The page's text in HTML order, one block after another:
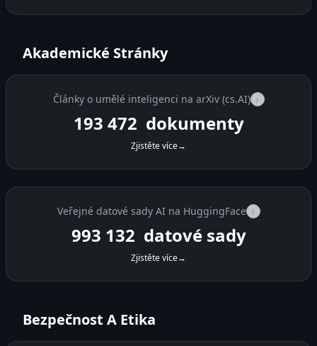
Akademické Stránky
Články o umělé inteligenci na arXiv (cs.AI) i
193 472 dokumenty
Zjistěte více→
Veřejné datové sady AI na HuggingFace i
993 132 datové sady
Zjistěte více→
Bezpečnost A Etika